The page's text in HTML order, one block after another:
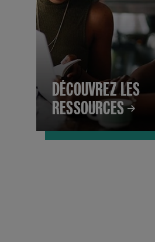
DÉCOUVREZ LES
RESSOURCES